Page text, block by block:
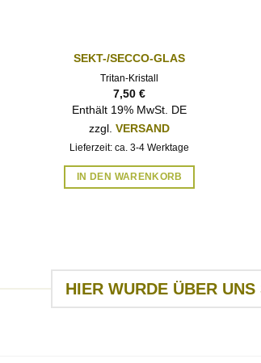
AUF DIE
WUNSCHLISTE
SEKT-/SECCO-GLAS
Tritan-Kristall
7,50€
Enthält 19% MwSt. DE
zzgl.VERSAND
Lieferzeit: ca. 3-4 Werktage
IN DEN WARENKORB
HIER WURDE ÜBER